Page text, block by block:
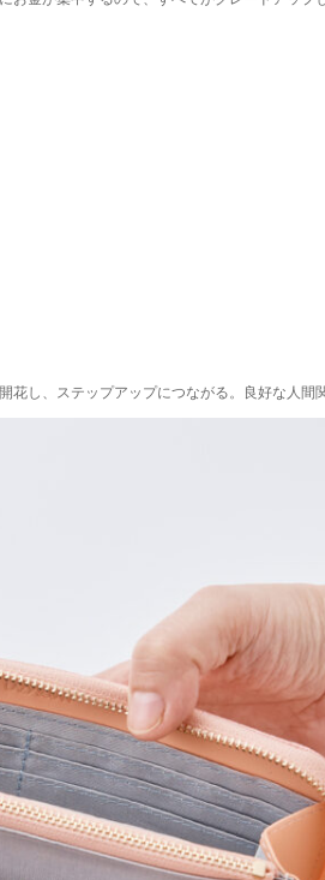
し、ステップアップにつながる。良好な人間